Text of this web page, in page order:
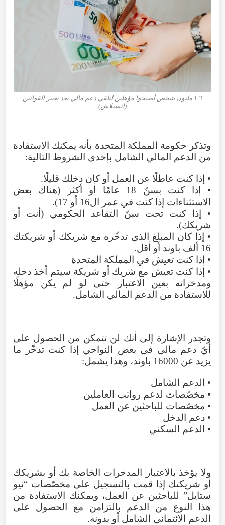
1.3 مليون شخص أصبحوا مؤهلين لتلقي دعم مالي بعد تغيير القوانين
(انسبلاش)
وتذكر حكومة المملكة المتحدة بأنه يمكنك الاستفادة
من الدعم المالي الشامل بإحدى الشروط التالية:
• إذا كنت عاطلًا عن العمل أو كان دخلك قليلًا.
• إذا كنت بسنّ 18 عامًا أو أكثر (هناك بعض
الاستثناءات إذا كنت في عمر ال16 أو 17).
• إذا كنت تحت سنّ التقاعد الحكومي (أنت أو
شريكك).
• إذا كان المبلغ الذي تدخّره مع شريكك أو شريكتك
16 ألف باوند أو أقل.
• إذا كنت تعيش في المملكة المتحدة
• إذا كنت تعيش مع شريك أو شريكة سيتم أخذ دخله
ومدخراته بعين الاعتبار حتى لو لم يكن مؤهلًا
للاستفادة من الدعم المالي الشامل.
وتجدر الإشارة إلى أنك لن تتمكن من الحصول على
أيّ دعم مالي في بعض النواحي إذا كنت تدخّر ما
يزيد عن 16000 باوند، وهذا يشمل:
• الدعم الشامل
• مخصّصات لدعم رواتب العاملين
• مخصّصات للباحثين عن العمل
• دعم الدخل
• الدعم السكني
ولا يؤخذ بالاعتبار المدخرات الخاصة بك أو بشريكك
أو شريكتك إذا قمت بالتسجيل على مخصّصات “نيو
ستايل” للباحثين عن العمل، ويمكنك الاستفادة من
هذا النوع من الدعم بالتزامن مع الحصول على
الدعم الائتماني الشامل أو بدونه.